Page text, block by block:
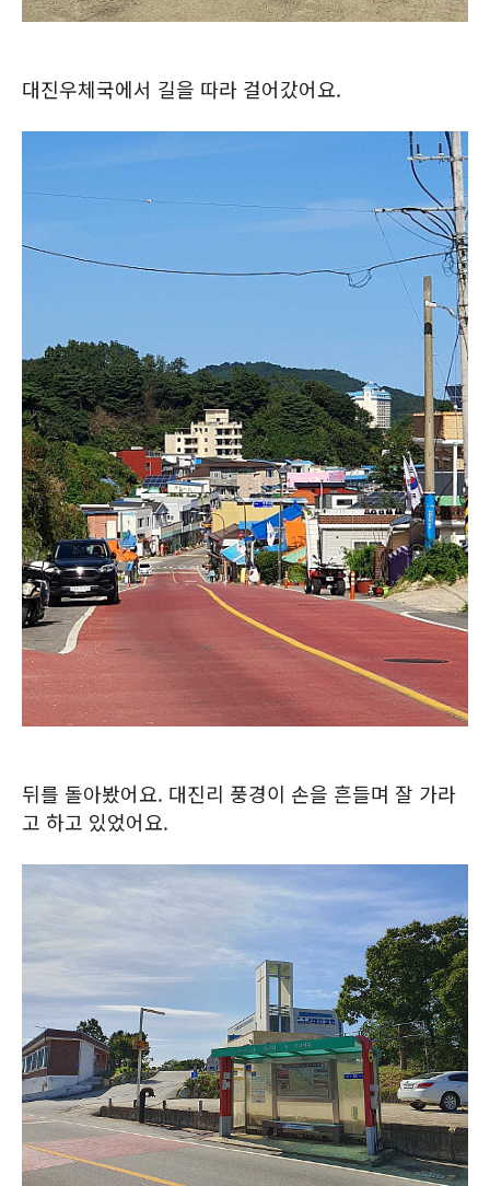
대진우체국에서 길을 따라 걸어갔어요.
뒤를 돌아봤어요. 대진리 풍경이 손을 흔들며 잘 가라
고 하고 있었어요.